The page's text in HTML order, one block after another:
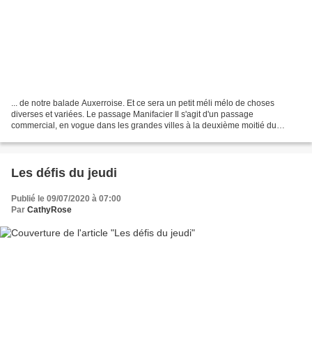
... de notre balade Auxerroise. Et ce sera un petit méli mélo de choses
diverses et variées. Le passage Manifacier Il s'agit d'un passage
commercial, en vogue dans les grandes villes à la deuxième moitié du
Les défis du jeudi
Publié le 09/07/2020 à 07:00
Par CathyRose